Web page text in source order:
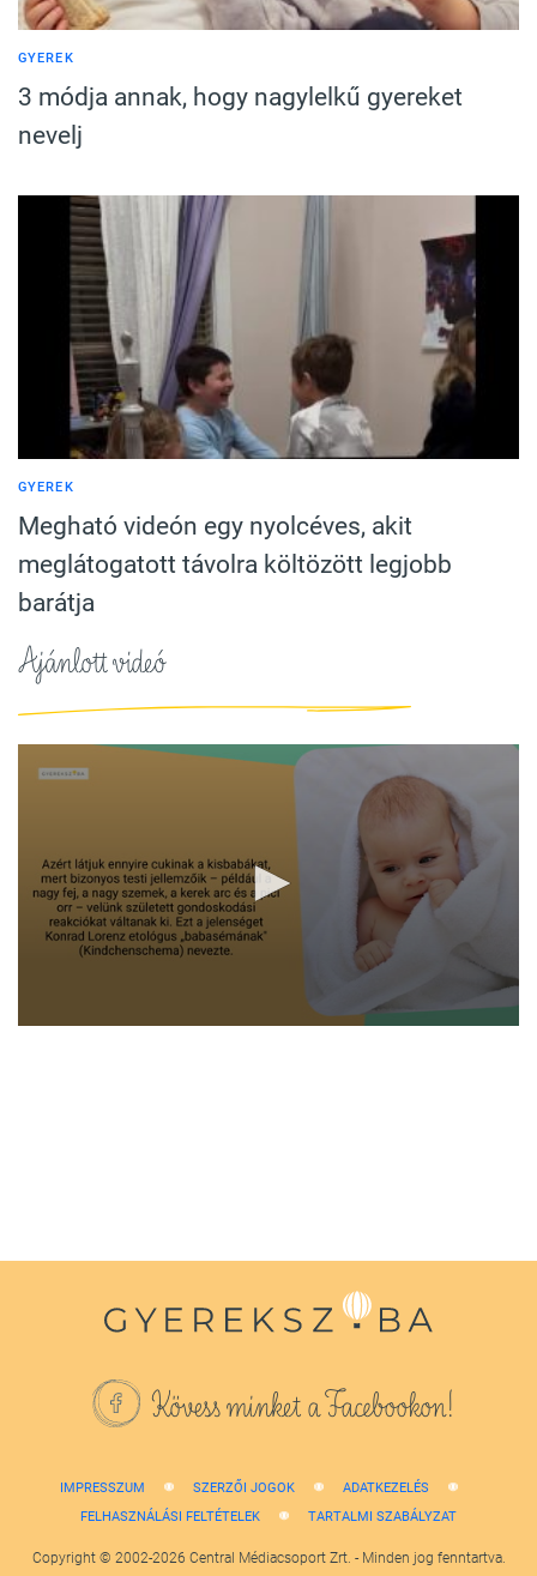
GYEREK
3 módja annak, hogy nagylelkű gyereket
nevelj
GYEREK
Megható videón egy nyolcéves, akit
meglátogatott távolra költözött legjobb
barátja
Ajánlott videó
Kövess minket a Facebookon!
IMPRESSZUM SZERZŐI JOGOK
ADATKEZELÉS
FELHASZNÁLÁSI FELTÉTELEK
TARTALMI SZABÁLYZAT
Copyright © 2002-2026 Central Médiacsoport Zrt. - Minden jog fenntartva.